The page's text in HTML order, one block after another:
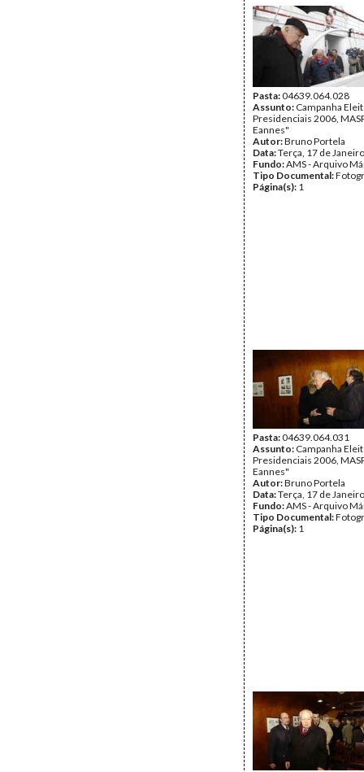
Pasta:04639.064.028
Assunto: Campanha
Presidenciais 2006,
Eannes"
Autor:Bruno Portela
Data:Terça, 17 de
Fundo:AMS - Arquivo
Tipo Documental:
Página(s): 1
Pasta:04639.064.031
Assunto: Campanha
Presidenciais 2006,
Eannes"
Autor:Bruno Portela
Data:Terça, 17 de
Fundo:AMS - Arquivo
Tipo Documental:
Página(s): 1